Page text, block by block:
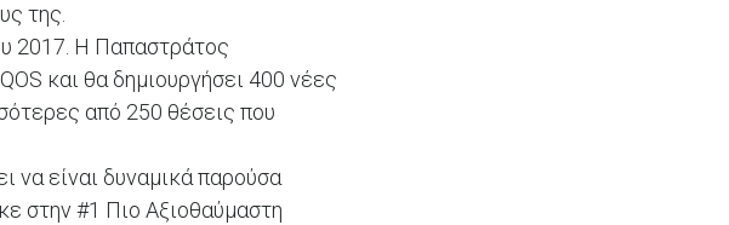
της.
2017. Η Παπαστράτος
και θα δημιουργήσει 400 νέες
από 250 θέσεις που
να είναι δυναμικά παρούσα
στην #1 Πιο Αξιοθαύμαστη